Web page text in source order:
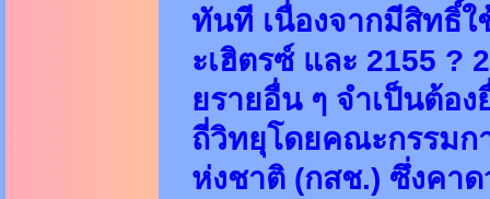
ทันที เนื่องจากมีสิทธิ์
ะเฮิตรซ์ และ 2155 ?
ยรายอื่น ๆ จำเป็นต้อ
ถี่วิทยุโดยคณะกรรมก
ห่งชาติ (กสช.) ซึ่งคาด